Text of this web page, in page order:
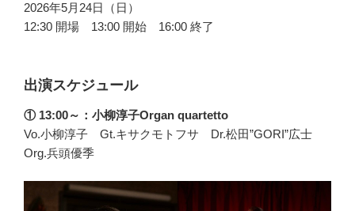
2026年5月24日（日）
12:30 開場 13:00 開始 16:00 終了
出演スケジュール
① 13:00～：小柳淳子Organ quartetto
Vo.小柳淳子 Gt.キサクモトフサ Dr.松田”GORI”広士
Org.兵頭優季